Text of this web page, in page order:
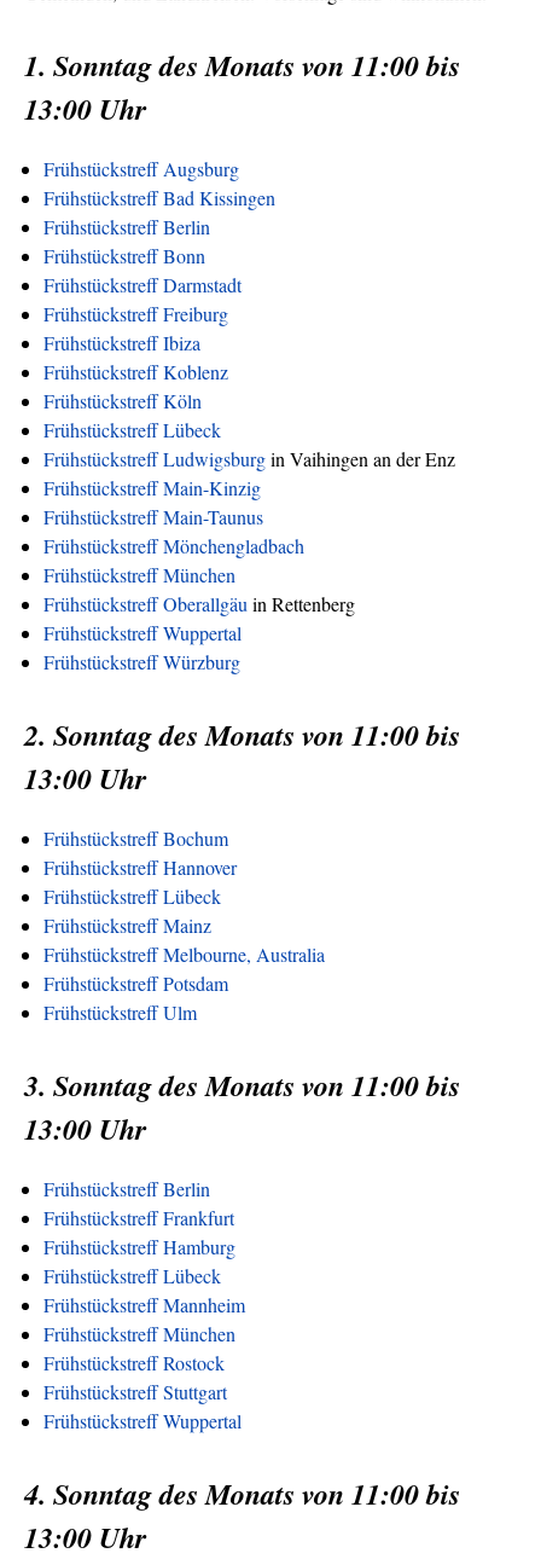
1. Sonntag des Monats von 11:00 bis
13:00 Uhr
Frühstückstreff Augsburg
Frühstückstreff Bad Kissingen
Frühstückstreff Berlin
Frühstückstreff Bonn
Frühstückstreff Darmstadt
Frühstückstreff Freiburg
Frühstückstreff Ibiza
Frühstückstreff Koblenz
Frühstückstreff Köln
Frühstückstreff Lübeck
Frühstückstreff Ludwigsburgin Vaihingen an der Enz
Frühstückstreff Main-Kinzig
Frühstückstreff Main-Taunus
Frühstückstreff Mönchengladbach
Frühstückstreff München
Frühstückstreff Oberallgäu in Rettenberg
Frühstückstreff Wuppertal
Frühstückstreff Würzburg
2. Sonntag des Monats von 11:00 bis
13:00 Uhr
Frühstückstreff Bochum
Frühstückstreff Hannover
Frühstückstreff Lübeck
Frühstückstreff Mainz
Frühstückstreff Melbourne, Australia
Frühstückstreff Potsdam
Frühstückstreff Ulm
3. Sonntag des Monats von 11:00 bis
13:00 Uhr
Frühstückstreff Berlin
Frühstückstreff Frankfurt
Frühstückstreff Hamburg
Frühstückstreff Lübeck
Frühstückstreff Mannheim
Frühstückstreff München
Frühstückstreff Rostock
Frühstückstreff Stuttgart
Frühstückstreff Wuppertal
4. Sonntag des Monats von 11:00 bis
13:00 Uhr